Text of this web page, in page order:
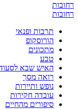
תרבות ופנאי
הורוסקופ
מתכונים
טבע
האיש שבא לסעוד
רואה מסך
נופש ותיירות
עובדה חקירות
סיפורים מהחיים